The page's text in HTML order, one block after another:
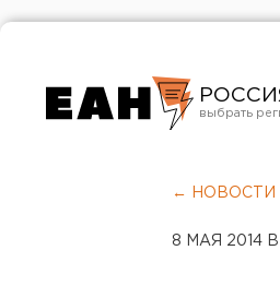
← НОВОСТИ
8 МАЯ 2014 В